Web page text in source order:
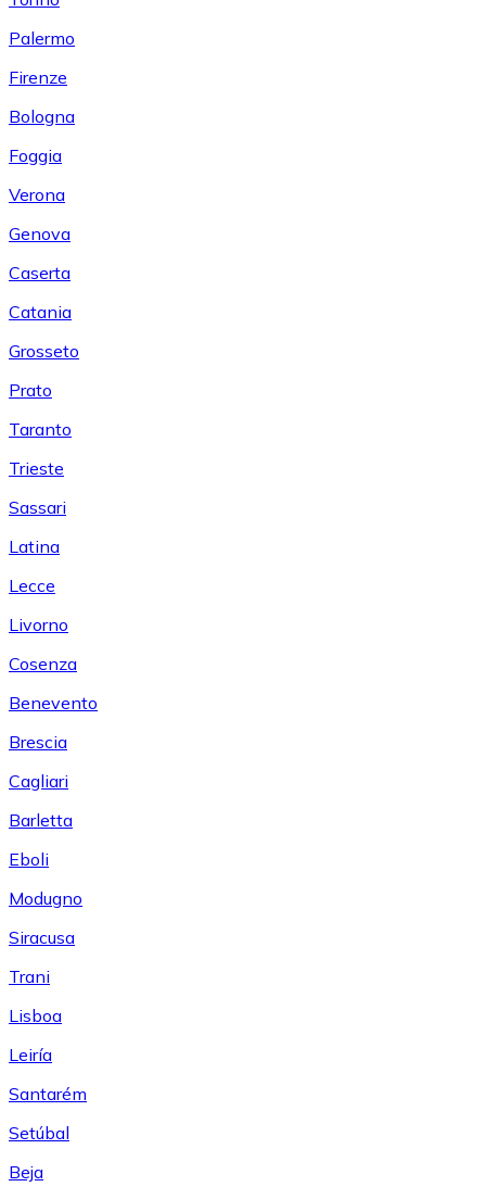
Palermo
Firenze
Bologna
Foggia
Verona
Genova
Caserta
Catania
Grosseto
Prato
Taranto
Trieste
Sassari
Latina
Lecce
Livorno
Cosenza
Benevento
Brescia
Cagliari
Barletta
Eboli
Modugno
Siracusa
Trani
Lisboa
Leiría
Santarém
Setúbal
Beja